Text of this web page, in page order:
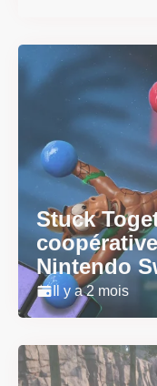
Stuck
Nintendo
Il y a 2 mois